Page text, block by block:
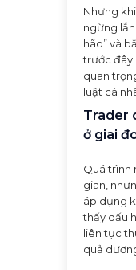
Nhưng
ngừng
hão” và
trước đây
quan
luật cá
Trader
ở giai
Quá trình
gian,
áp dụng
thấy dấu
liên tục
quả